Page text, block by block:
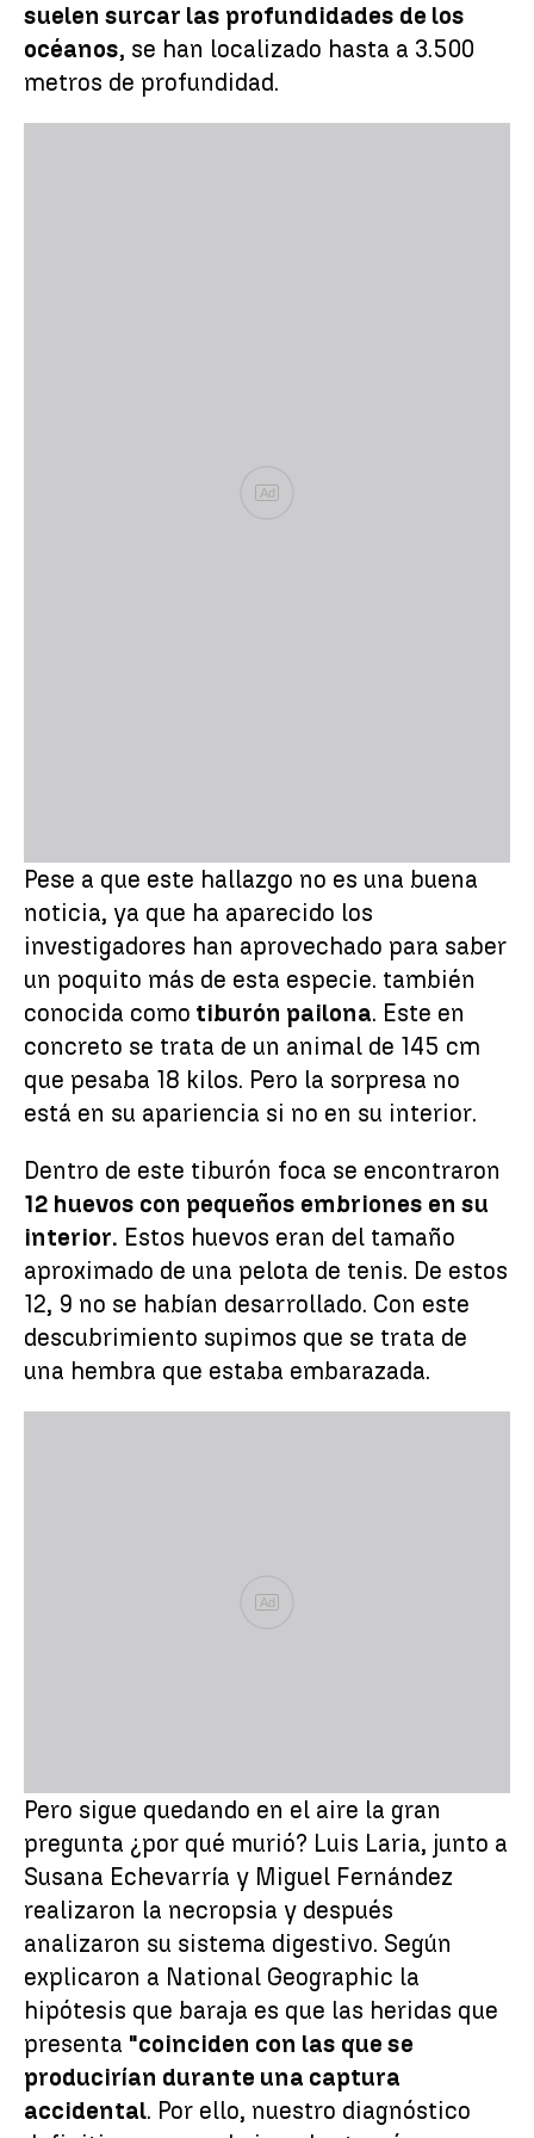
suelen surcar las profundidades de los
océanos, se han localizado hasta a 3.500
metros de profundidad.
Ad
Pese a que este hallazgo no es una buena
noticia, ya que ha aparecido los
investigadores han aprovechado para saber
un poquito más de esta especie. también
conocida como tiburón pailona. Este en
concreto se trata de un animal de 145 cm
que pesaba 18 kilos. Pero la sorpresa no
está en su apariencia si no en su interior.
Dentro de este tiburón foca se encontraron
12 huevos con pequeños embriones en su
interior. Estos huevos eran del tamaño
aproximado de una pelota de tenis. De estos
12, 9 no se habían desarrollado. Con este
descubrimiento supimos que se trata de
una hembra que estaba embarazada.
Ad
Pero sigue quedando en el aire la gran
pregunta ¿por qué murió? Luis Laria, junto a
Susana Echevarría y Miguel Fernández
realizaron la necropsia y después
analizaron su sistema digestivo. Según
explicaron a National Geographic la
hipótesis que baraja es que las heridas que
presenta "coinciden con las que se
producirían durante una captura
accidental. Por ello, nuestro diagnóstico